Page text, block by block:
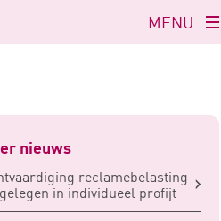
Navigatie
openen
MENU
nieuws
reclamebelasting
in individueel profijt